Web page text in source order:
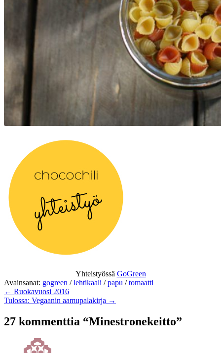
Yhteistyössä GoGreen
Avainsanat: gogreen /lehtikaali /papu /tomaatti
← Ruokavuosi 2016
Tulossa: Vegaanin aamupalakirja →
27 kommenttia “Minestronekeitto”